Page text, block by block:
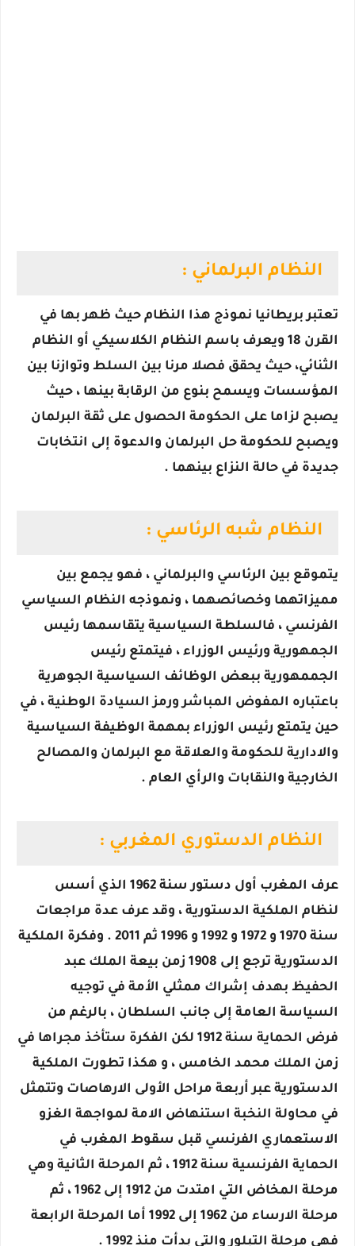
النظام البرلماني :
تعتبر بريطانيا نموذج هذا النظام حيث ظهر بها في
القرن 18 ويعرف باسم النظام الكلاسيكي أو النظام
الثنائي، حيث يحقق فصلا مرنا بين السلط وتوازنا بين
المؤسسات ويسمح بنوع من الرقابة بينها ، حيث
يصبح لزاما على الحكومة الحصول على ثقة البرلمان
ويصبح للحكومة حل البرلمان والدعوة إلى انتخابات
جديدة في حالة النزاع بينهما .
النظام شبه الرئاسي :
يتموقع بين الرئاسي والبرلماني ، فهو يجمع بين
مميزاتهما وخصائصهما ، ونموذجه النظام السياسي
الفرنسي ، فالسلطة السياسية يتقاسمها رئيس
الجمهورية ورئيس الوزراء ، فيتمتع رئيس
الجممهورية ببعض الوظائف السياسية الجوهرية
باعتباره المفوض المباشر ورمز السيادة الوطنية ، في
حين يتمتع رئيس الوزراء بمهمة الوظيفة السياسية
والادارية للحكومة والعلاقة مع البرلمان والمصالح
الخارجية والنقابات والرأي العام .
النظام الدستوري المغربي :
عرف المغرب أول دستور سنة 1962 الذي أسس
لنظام الملكية الدستورية ، وقد عرف عدة مراجعات
سنة 1970 و 1972 و 1992 و 1996 ثم 2011 . وفكرة الملكية
الدستورية ترجع إلى 1908 زمن بيعة الملك عبد
الحفيظ بهدف إشراك ممثلي الأمة في توجيه
السياسة العامة إلى جانب السلطان ، بالرغم من
فرض الحماية سنة 1912 لكن الفكرة ستأخذ مجراها في
زمن الملك محمد الخامس ، و هكذا تطورت الملكية
الدستورية عبر أربعة مراحل الأولى الارهاصات وتتمثل
في محاولة النخبة استنهاض الامة لمواجهة الغزو
الاستعماري الفرنسي قبل سقوط المغرب في
الحماية الفرنسية سنة 1912 ، ثم المرحلة الثانية وهي
مرحلة المخاض التي امتدت من 1912 إلى 1962 ، ثم
مرحلة الارساء من 1962 إلى 1992 أما المرحلة الرابعة
فهي مرحلة التبلور والتي بدأت منذ 1992 .